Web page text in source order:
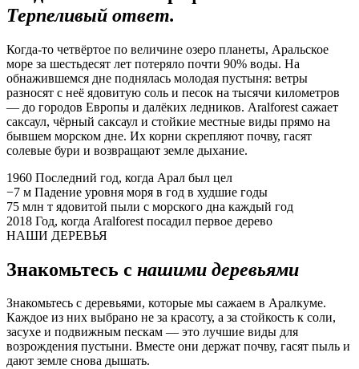
Терпеливый ответ.
Когда-то четвёртое по величине озеро планеты, Аральское
море за шестьдесят лет потеряло почти 90% воды. На
обнажившемся дне поднялась молодая пустыня: ветры
разносят с неё ядовитую соль и песок на тысячи километров
— до городов Европы и далёких ледников. Aralforest сажает
саксаул, чёрный саксаул и стойкие местные виды прямо на
бывшем морском дне. Их корни скрепляют почву, гасят
солевые бури и возвращают земле дыхание.
1960 Последний год, когда Арал был цел
−7 м Падение уровня моря в год в худшие годы
75 млн т ядовитой пыли с морского дна каждый год
2018 Год, когда Aralforest посадил первое дерево
НАШИ ДЕРЕВЬЯ
Знакомьтесь с нашими деревьями
Знакомьтесь с деревьями, которые мы сажаем в Аралкуме.
Каждое из них выбрано не за красоту, а за стойкость к соли,
засухе и подвижным пескам — это лучшие виды для
возрождения пустыни. Вместе они держат почву, гасят пыль и
дают земле снова дышать.